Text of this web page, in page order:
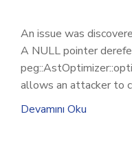
An issue was
A NULL pointer
allows an attacker to
Devamını Oku